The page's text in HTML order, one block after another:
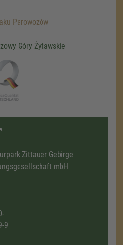
Parowozów
Góry Żytawskie
Zittauer Gebirge
mbH
9